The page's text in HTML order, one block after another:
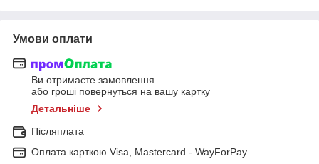
Умови оплати
Ви отримаєте замовлення
або гроші повернуться на вашу картку
Детальніше
Післяплата
Оплата карткою Visa, Mastercard - WayForPay